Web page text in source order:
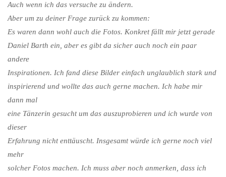
Auch wenn ich das versuche zu ändern.
Aber um zu deiner Frage zurück zu kommen:
Es waren dann wohl auch die Fotos. Konkret fällt mir jetzt gerade
Daniel Barth ein, aber es gibt da sicher auch noch ein paar
andere
Inspirationen. Ich fand diese Bilder einfach unglaublich stark und
inspirierend und wollte das auch gerne machen. Ich habe mir
dann mal
eine Tänzerin gesucht um das auszuprobieren und ich wurde von
dieser
Erfahrung nicht enttäuscht. Insgesamt würde ich gerne noch viel
mehr
solcher Fotos machen. Ich muss aber noch anmerken, dass ich